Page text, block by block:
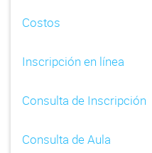
Costos
Inscripción en línea
Consulta de Inscripción
Consulta de Aula